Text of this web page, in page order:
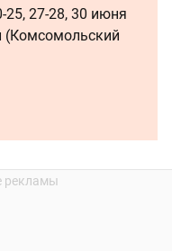
25, 27-28, 30 июня